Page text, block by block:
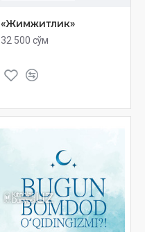
«Жимжитлик»
32 500 сўм